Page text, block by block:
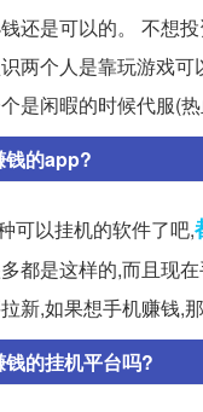
还是可以的。 不想
两个人是靠玩游戏可
是闲暇的时候代服(
钱的app?
可以挂机的软件了吧,
都是这样的,而且现
新,如果想手机赚钱,
的挂机平台吗?